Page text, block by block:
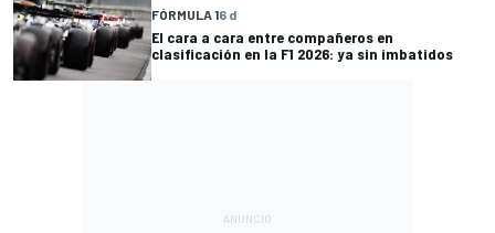
FÓRMULA 16 d
El cara a cara entre compañeros en
clasificación en la F1 2026: ya sin imbatidos